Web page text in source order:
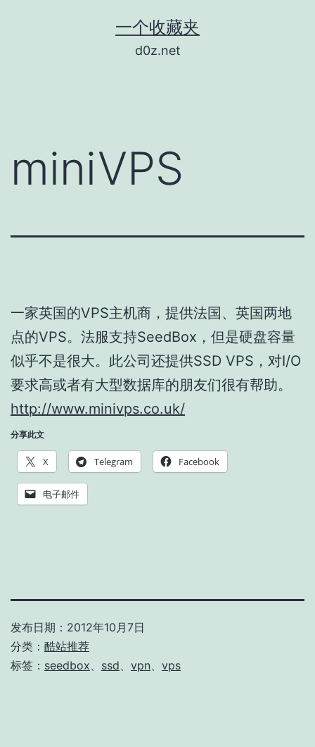
一个收藏夹
d0z.net
miniVPS
一家英国的VPS主机商，提供法国、英国两地
点的VPS。法服支持SeedBox，但是硬盘容量
似乎不是很大。此公司还提供SSD VPS，对I/O
要求高或者有大型数据库的朋友们很有帮助。
http://www.minivps.co.uk/
分享此文
X Telegram Facebook
电子邮件
发布日期： 2012年10月7日
分类： 酷站推荐
标签： seedbox ssd vpn vps